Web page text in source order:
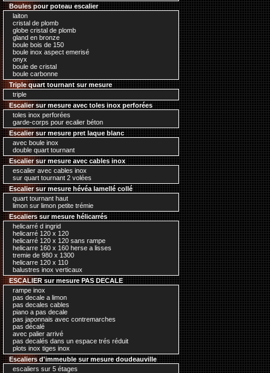
Boules pour poteau escalier
laiton
cristal de plomb
globe cristal de plomb
gland en bronze
boule bois de 150
boule inox aspect emerisé
onyx
boule de cristal
boule carbonne
Triple quart tournant sur mesure
triple
Escalier sur mesure avec toles inox perforées
toles inox perforées
garde-corps pour ecalier béton
Escalier sur mesure pret laque blanc
avec boule inox
double quart tournant
Escalier sur mesure avec cables inox
escalier avec cables inox
sur quart tournant 2 volées
Escalier sur mesure hévéa lamellé collé
quart tournant haut
limon sur limon petite trémie
Escaliers sur mesure hélicarrés
helicarré d ingrid
helicarré 120 x 120
helicarré 120 x 120 sans rampe
helicarre 160 x 160 herse a lisses
tremie de 980 x 1300
helicarre 120 x 110
balustres inox verticaux
ESCALIER sur mesure PAS DECALE
rampe inox
pas decale a limon
pas decales cables
piano a pas decale
pas japonnais avec contremarches
pas décalé
avec palier arrivé
pas decalés dans un espace trés réduit
plots inox tiges inox
Escaliers d'immeuble sur mesure doudeauville
escaliers sur 5 étages